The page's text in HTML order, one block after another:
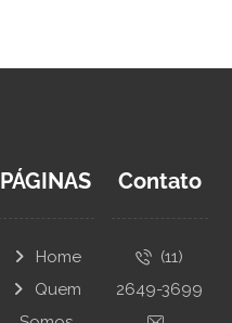
PÁGINAS
Home
Quem
Contato
(11)
2649-3699